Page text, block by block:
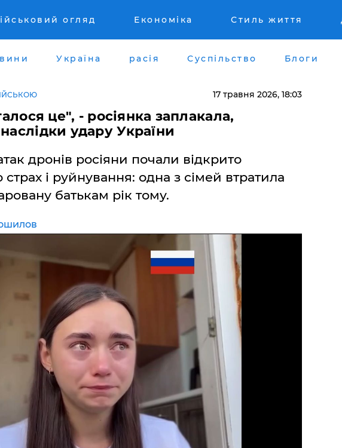
огляд Економіка Стиль життя
Україна расія Суспільство Блоги
17 травня 2026, 18:03
це", - росіянка заплакала,
удару України
дронів росіяни почали відкрито
і руйнування: одна з сімей втратила
батькам рік тому.